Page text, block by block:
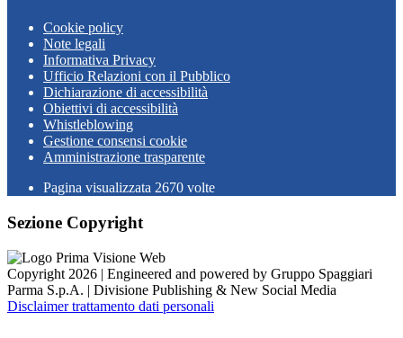
Cookie policy
Note legali
Informativa Privacy
Ufficio Relazioni con il Pubblico
Dichiarazione di accessibilità
Obiettivi di accessibilità
Whistleblowing
Gestione consensi cookie
Amministrazione trasparente
Pagina visualizzata 2670 volte
Sezione Copyright
Copyright 2026 | Engineered and powered by Gruppo Spaggiari
Parma S.p.A. | Divisione Publishing & New Social Media
Disclaimer trattamento dati personali